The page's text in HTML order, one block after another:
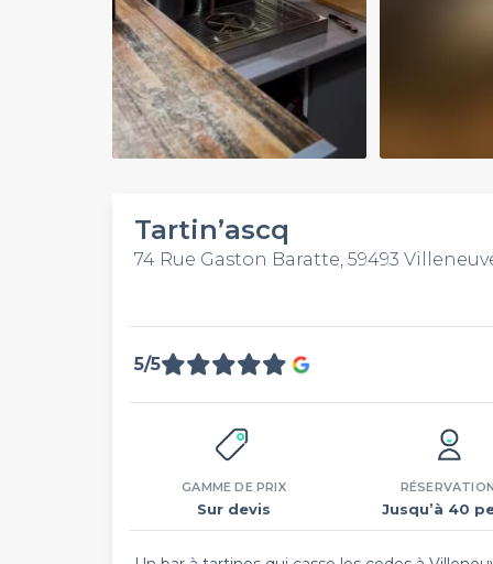
Play
Video
Tartin’ascq
74 Rue Gaston Baratte, 59493
5/5
GAMME DE PRIX
Sur devis
RÉSERVATION
Jusqu’à 40